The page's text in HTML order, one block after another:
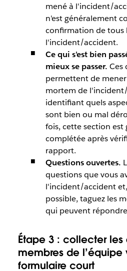
mené à l'incident/
n'est généralement
confirmation de tous
l'incident/accident.
Ce qui s'est bien
mieux se passer. Ces
permettent de
mortem de
identifiant quels
sont bien ou mal
fois, cette section
complétée après
rapport.
Questions ouvertes.
questions que vous
l'incident/accident
possible, taguez les
qui peuvent
Étape 3 : collecter les
membres de l’équipe
formulaire court